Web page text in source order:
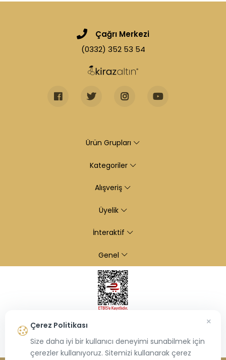
Çağrı Merkezi
(0332) 352 53 54
Ürün Grupları
Kategoriler
Alışveriş
Üyelik
İnteraktif
Genel
Çerez Politikası
Size daha iyi bir kullanıcı deneyimi sunabilmek için
çerezler kullanıyoruz. Sitemizi kullanarak çerez
×